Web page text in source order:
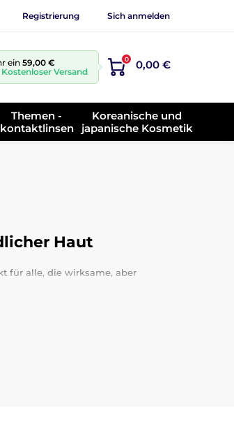
Registrierung Sich anmelden
ein 59,00 €
Kostenloser Versand
0 0,00 €
Themen -
kontaktlinsen
Koreanische und
japanische Kosmetik
Haut
für alle, die wirksame, aber
ist. Alle Produkte sind
bilden